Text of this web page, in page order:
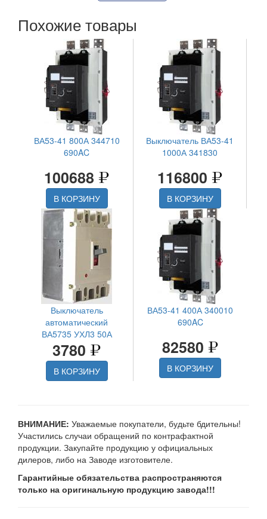
Похожие товары
ВА53-41 800А 344710
690AC
100688
В КОРЗИНУ
Выключатель ВА53-41
1000А 341830
116800
В КОРЗИНУ
Выключатель
автоматический
ВА5735 УХЛ3 50А
3780
В КОРЗИНУ
ВА53-41 400А 340010
690AC
82580
В КОРЗИНУ
ВНИМАНИЕ: Уважаемые покупатели, будьте бдительны!
Участились случаи обращений по контрафактной
продукции. Закупайте продукцию у официальных
дилеров, либо на Заводе изготовителе.
Гарантийные обязательства распространяются
только на оригинальную продукцию завода!!!